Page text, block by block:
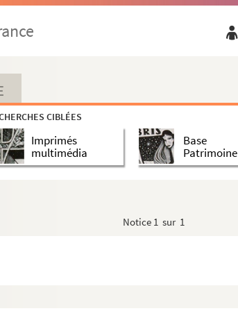
CIBLÉES
Imprimés
multimédia
Base
Patrimoine
Notice 1 sur 1